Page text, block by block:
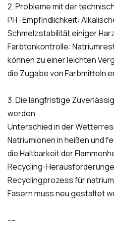
2. Probleme mit der
PH -Empfindlichkeit:
Schmelzstabilität einiger
Farbtonkontrolle:
können zu einer leichten
die Zugabe von Farbmitteln
3. Die langfristige
werden
Unterschied in der
Natriumionen in heißen und
die Haltbarkeit der
Recycling-
Recyclingprozess für
Fasern muss neu gestaltet
---